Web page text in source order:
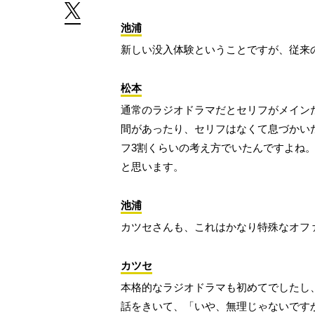
池浦
新しい没入体験ということですが、従
松本
通常のラジオドラマだとセリフがメイ
間があったり、セリフはなくて息づか
フ3割くらいの考え方でいたんですよね
と思います。
池浦
カツセさんも、これはかなり特殊なオフ
カツセ
本格的なラジオドラマも初めてでした
話をきいて、「いや、無理じゃないです